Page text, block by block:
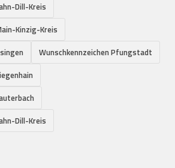
Dill-Kreis
Kinzig-Kreis
Wunschkennzeichen Pfungstadt
Dill-Kreis